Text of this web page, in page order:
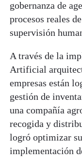
gobernanza de
procesos reales
supervisión
A través de la
Artificial
empresas están
gestión de
una compañía
recogida y
logró optimizar
implementación